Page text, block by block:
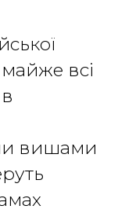
майже всі
вишами